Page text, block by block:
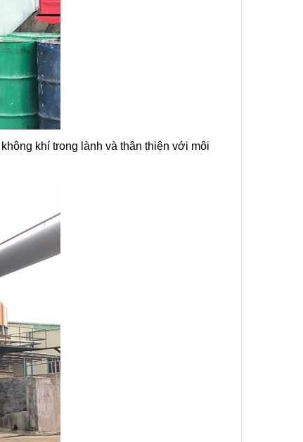
khí trong lành và thân thiện với môi